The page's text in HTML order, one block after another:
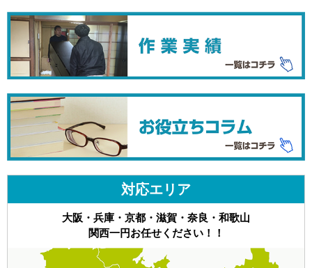
対応エリア
大阪・兵庫・京都・滋賀・奈良・和歌山
関西一円お任せください！！